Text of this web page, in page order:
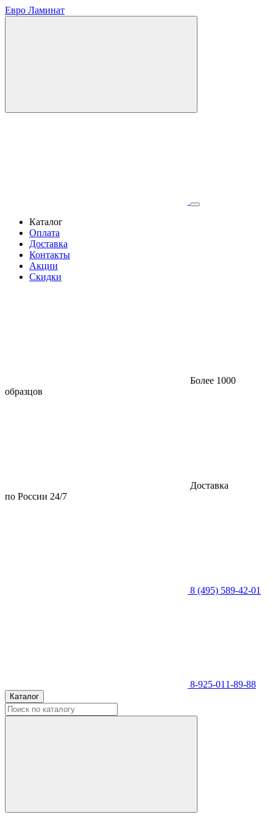
Евро Ламинат
Каталог
Оплата
Доставка
Контакты
Акции
Скидки
Более 1000
образцов
Доставка
по России 24/7
8 (495) 589-42-01
8-925-011-89-88
Каталог